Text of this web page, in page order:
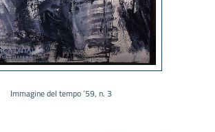
Immagine del tempo ’59, n. 3